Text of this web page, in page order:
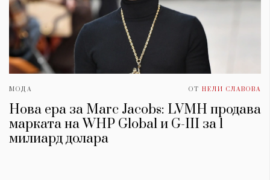
МОДА ОТ НЕЛИ СЛАВОВА
Нова ера за Marc Jacobs: LVMH продава
марката на WHP Global и G-III за 1
милиард долара